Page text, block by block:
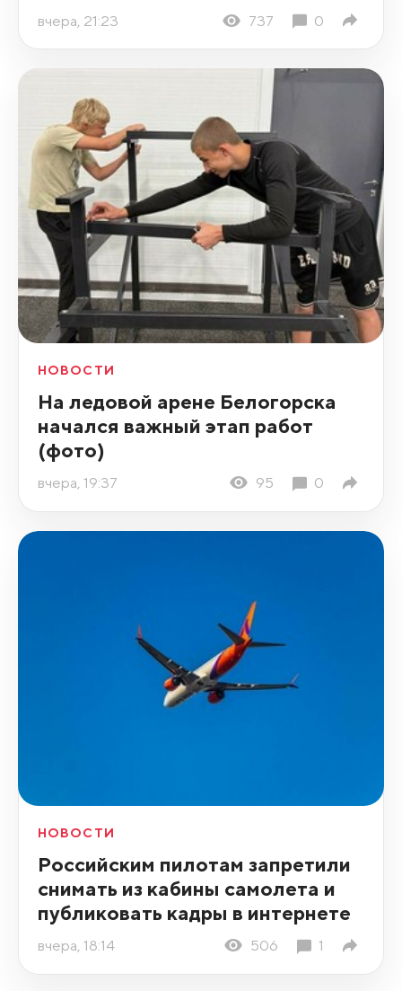
вчера, 21:23 737 0
НОВОСТИ
На ледовой арене Белогорска
начался важный этап работ
(фото)
вчера, 19:37 95 0
НОВОСТИ
Российским пилотам запретили
снимать из кабины самолета и
публиковать кадры в интернете
вчера, 18:14 506 1